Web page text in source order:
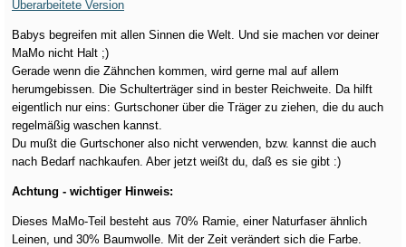
Überarbeitete Version
Babys begreifen mit allen Sinnen die Welt. Und sie machen vor deiner
MaMo nicht Halt ;)
Gerade wenn die Zähnchen kommen, wird gerne mal auf allem
herumgebissen. Die Schulterträger sind in bester Reichweite. Da hilft
eigentlich nur eins: Gurtschoner über die Träger zu ziehen, die du auch
regelmäßig waschen kannst.
Du mußt die Gurtschoner also nicht verwenden, bzw. kannst die auch
nach Bedarf nachkaufen. Aber jetzt weißt du, daß es sie gibt :)
Achtung - wichtiger Hinweis:
Dieses MaMo-Teil besteht aus 70% Ramie, einer Naturfaser ähnlich
Leinen, und 30% Baumwolle. Mit der Zeit verändert sich die Farbe.